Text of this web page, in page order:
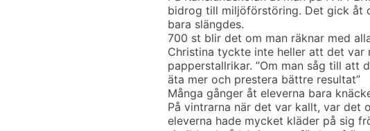
bidrog till miljöförstöring. Det gick åt
bara slängdes.
700 st blir det om man räknar med
Christina tyckte inte heller att det
papperstallrikar. ”Om man såg till att
äta mer och prestera bättre resultat”
Många gånger åt eleverna bara
På vintrarna när det var kallt, var det
eleverna hade mycket kläder på sig